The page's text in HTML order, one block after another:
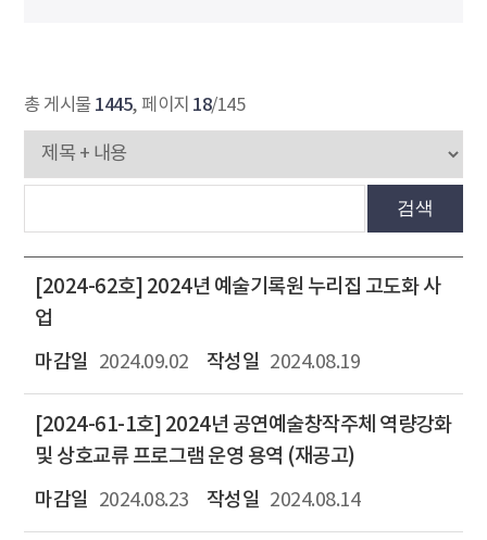
총 게시물 1445, 페이지 18/145
검색
[2024-62호] 2024년 예술기록원 누리집 고도화 사
업
2024.09.02 2024.08.19
[2024-61-1호] 2024년 공연예술창작주체 역량강화
및 상호교류 프로그램 운영 용역 (재공고)
2024.08.23 2024.08.14